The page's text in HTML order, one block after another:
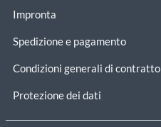
Impronta
Spedizione e pagamento
Condizioni generali di contratto
Protezione dei dati